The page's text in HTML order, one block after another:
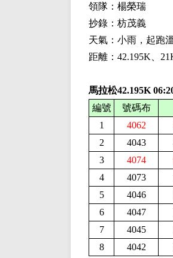
領隊：楊榮瑞
抄錄：枋茂義
天氣：小雨，起跑
距離：42.195K、 21
馬拉松42.195K 06:2
編號
號碼布
1
4062
2
4043
3
4074
4
4073
5
4046
6
4047
7
4045
8
4042